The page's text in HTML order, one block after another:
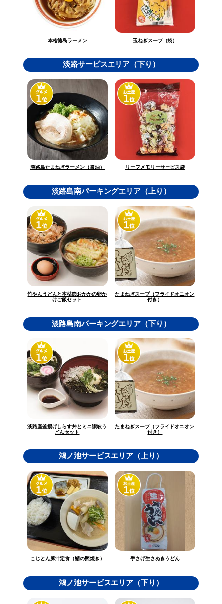
本格徳島ラーメン 玉ねぎスープ（袋）
淡路サービスエリア（下り）
淡路島たまねぎラーメン（醤油） リーフメモリーサービス袋
淡路島南パーキングエリア（上り）
竹やんうどんと本枯節おかかの卵か
けご飯セット
たまねぎスープ（フライドオニオン
付き）
淡路島南パーキングエリア（下り）
淡路産釜揚げしらす丼とミニ讃岐う
どんセット
たまねぎスープ（フライドオニオン
付き）
鴻ノ池サービスエリア（上り）
こじとん豚汁定食（鯖の照焼き） 手さげ生さぬきうどん
鴻ノ池サービスエリア（下り）